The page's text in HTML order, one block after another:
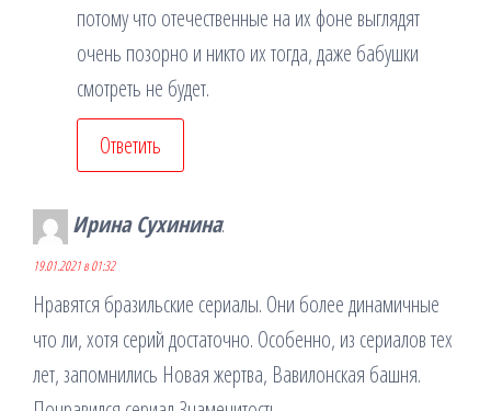
потому что отечественные на их фоне выглядят
очень позорно и никто их тогда, даже бабушки
смотреть не будет.
Ответить
Ирина Сухинина:
19.01.2021 в 01:32
Нравятся бразильские сериалы. Они более динамичные
что ли, хотя серий достаточно. Особенно, из сериалов тех
лет, запомнились Новая жертва, Вавилонская башня.